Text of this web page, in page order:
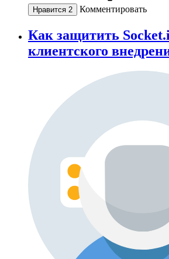
Нравится 2 Комментировать
Как защитить
клиентского